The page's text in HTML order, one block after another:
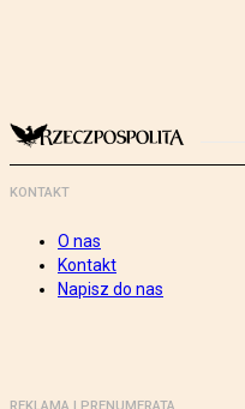
KONTAKT
O nas
Kontakt
Napisz do nas